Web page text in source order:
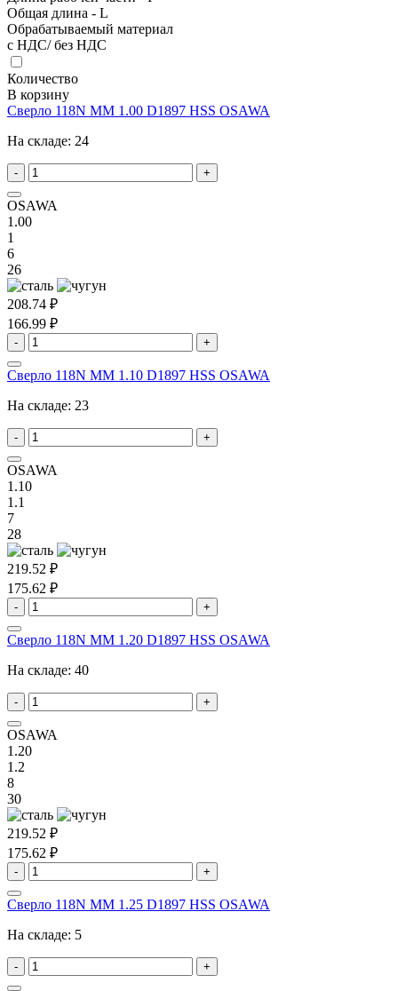
Общая длина - L
Обрабатываемый материал
с НДС/ без НДС
Количество
В корзину
Сверло 118N MM 1.00 D1897 HSS OSAWA
На складе: 24
- +
OSAWA
1.00
1
6
26
208.74 ₽
166.99 ₽
- +
Сверло 118N MM 1.10 D1897 HSS OSAWA
На складе: 23
- +
OSAWA
1.10
1.1
7
28
219.52 ₽
175.62 ₽
- +
Сверло 118N MM 1.20 D1897 HSS OSAWA
На складе: 40
- +
OSAWA
1.20
1.2
8
30
219.52 ₽
175.62 ₽
- +
Сверло 118N MM 1.25 D1897 HSS OSAWA
На складе: 5
- +